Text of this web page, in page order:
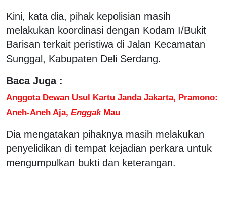
Kini, kata dia, pihak kepolisian masih
melakukan koordinasi dengan Kodam I/Bukit
Barisan terkait peristiwa di Jalan Kecamatan
Sunggal, Kabupaten Deli Serdang.
Baca Juga :
Anggota Dewan Usul Kartu Janda Jakarta, Pramono:
Aneh-Aneh Aja, EnggakMau
Dia mengatakan pihaknya masih melakukan
penyelidikan di tempat kejadian perkara untuk
mengumpulkan bukti dan keterangan.